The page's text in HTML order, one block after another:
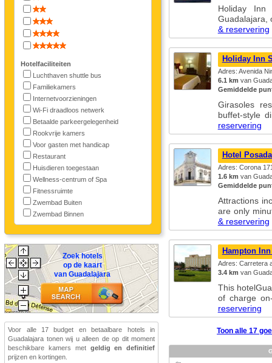
Hotelfaciliteiten
Luchthaven shuttle bus
Familiekamers
Internetvoorzieningen
Wi-Fi draadloos netwerk
Betaalde parkeergelegenheid
Rookvrije kamers
Voor gasten met handicap
Restaurant
Huisdieren toegestaan
Wellness-centrum of Spa
Fitnessruimte
Zwembad Buiten
Zwembad Binnen
Zoek hotels
op de kaart
van Guadalajara
Voor alle 17 budget en betaalbare hotels in
Guadalajara tonen wij u alleen de op dit moment
beschikbare kamers met geldig en definitief
prijzen en kortingen.
Holiday Inn
Guadalajara,
& reservering
Holiday Inn
Adres: Avenida
6.1 km van
Gemiddelde
Girasoles
buffet-style
reservering
Hotel
Adres: Corona
1.6 km van
Gemiddelde
Attractions
are only
& reservering
Hampton
Adres: Carretera
3.4 km van
This
of charge
reservering
Toon alle 17